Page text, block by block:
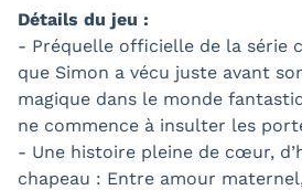
Détails du jeu :
- Préquelle officielle de la série
que Simon a vécu juste avant
magique dans le monde
ne commence à insulter les
- Une histoire pleine de cœur,
chapeau : Entre amour